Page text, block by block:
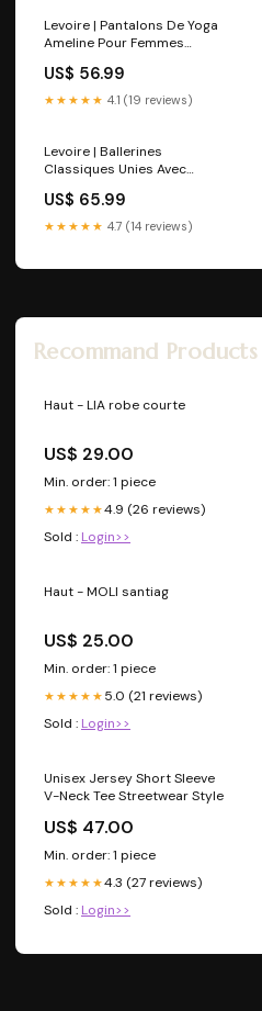
Levoire | Pantalons De Yoga
Ameline Pour Femmes
US$ 56.99
★★★★★ 4.1 (19 reviews)
Levoire | Ballerines
Classiques Unies Avec
US$ 65.99
★★★★★ 4.7 (14 reviews)
Recommand Products
Haut - LIA robe courte
US$ 29.00
Min. order: 1 piece
★★★★★4.9 (26 reviews)
Sold : Login>>
Haut - MOLI santiag
US$ 25.00
Min. order: 1 piece
★★★★★ 5.0 (21 reviews)
Sold : Login>>
Unisex Jersey Short Sleeve
V-Neck Tee Streetwear Style
US$ 47.00
Min. order: 1 piece
★★★★★4.3 (27 reviews)
Sold : Login>>